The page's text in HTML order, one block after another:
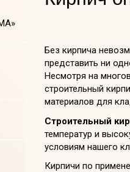
Без кирпича
представить ни
Несмотря на
строительный
материалов для
Строительный
температур и
условиям нашего
Кирпичи по